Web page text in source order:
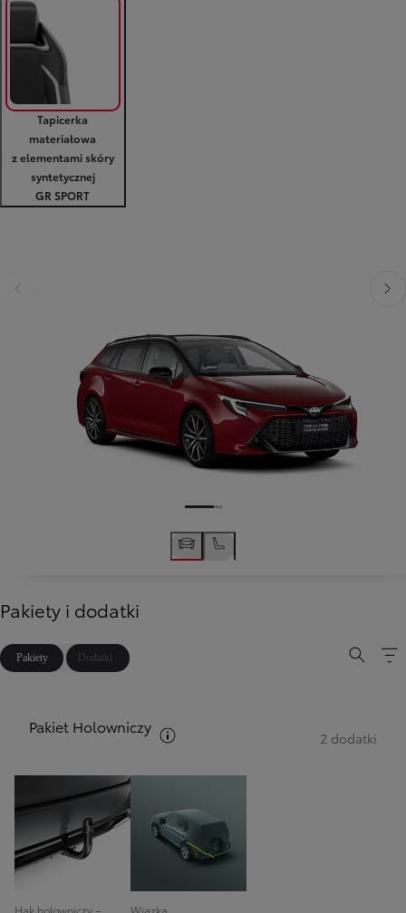
Tapicerka
materiałowa
z elementami skóry
syntetycznej
GR SPORT
Poprzedni
Pakiety i dodatki
Pakiety Dodatki
Pakiet Holowniczy
2 dodatki
Hak holowniczy –
Wiązka